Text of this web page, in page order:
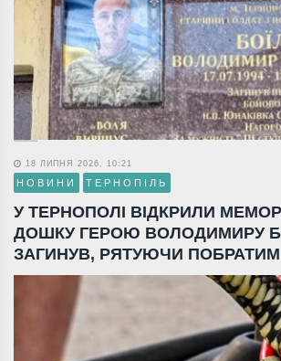
18 ЛИПНЯ 2026, 10:21
НОВИНИ ТЕРНОПІЛЬ
У ТЕРНОПОЛІ ВІДКРИЛИ
ДОШКУ ГЕРОЮ ВОЛОДИМИРУ
ЗАГИНУВ, РЯТУЮЧИ